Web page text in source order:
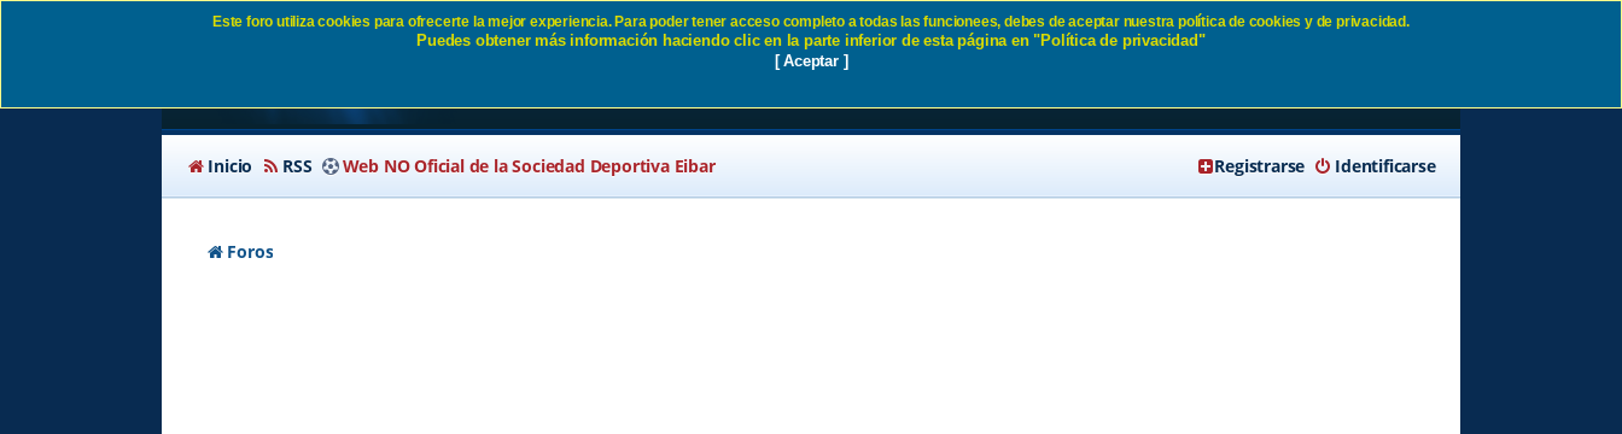
Condiciones de uso SD Eibar
Inicio RSS Web NO Oficial de la Sociedad Deportiva Eibar Identificarse
Registrarse
Foros
Este foro utiliza cookies para ofrecerte la mejor experiencia. Para poder tener acceso completo a todas las funcionees, debes de aceptar nuestra política de cookies y de privacidad.
Puedes obtener más información haciendo clic en la parte inferior de esta página en "Política de privacidad"
[ Aceptar ]